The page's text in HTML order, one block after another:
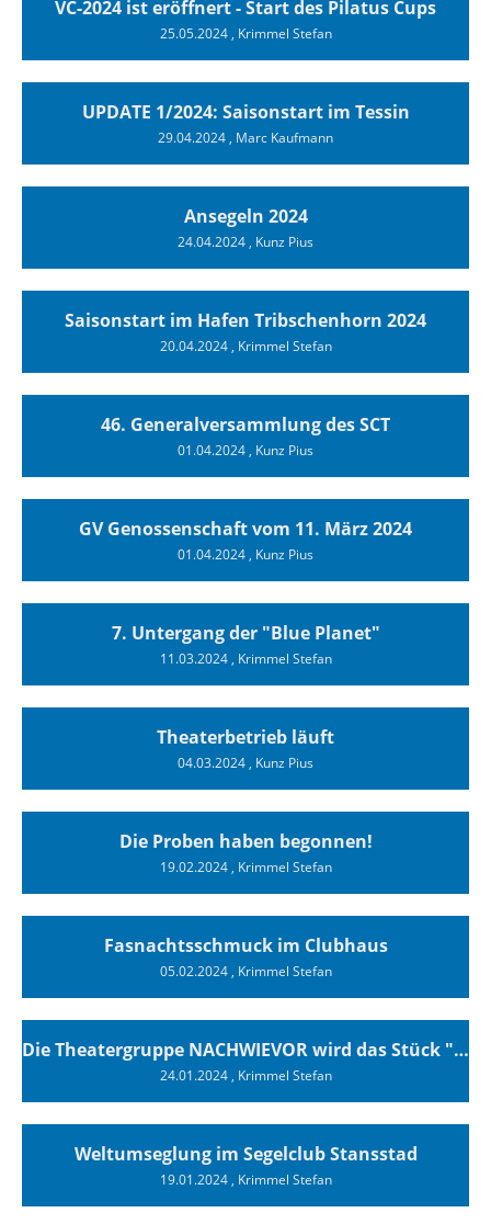
VC-2024 ist eröffnert - Start des Pilatus Cups
25.05.2024, Krimmel Stefan
UPDATE 1/2024: Saisonstart im Tessin
29.04.2024, Marc Kaufmann
Ansegeln 2024
24.04.2024, Kunz Pius
Saisonstart im Hafen Tribschenhorn 2024
20.04.2024, Krimmel Stefan
46. Generalversammlung des SCT
01.04.2024, Kunz Pius
GV Genossenschaft vom 11. März 2024
01.04.2024, Kunz Pius
7. Untergang der "Blue Planet"
11.03.2024, Krimmel Stefan
Theaterbetrieb läuft
04.03.2024, Kunz Pius
Die Proben haben begonnen!
19.02.2024, Krimmel Stefan
Fasnachtsschmuck im Clubhaus
05.02.2024, Krimmel Stefan
Die Theatergruppe NACHWIEVOR wird das Stück "Superyachten" vom 29.02. bis 09.03. sieben mal im Clubhaus des SCTs aufführen.
24.01.2024, Krimmel Stefan
Weltumseglung im Segelclub Stansstad
19.01.2024, Krimmel Stefan